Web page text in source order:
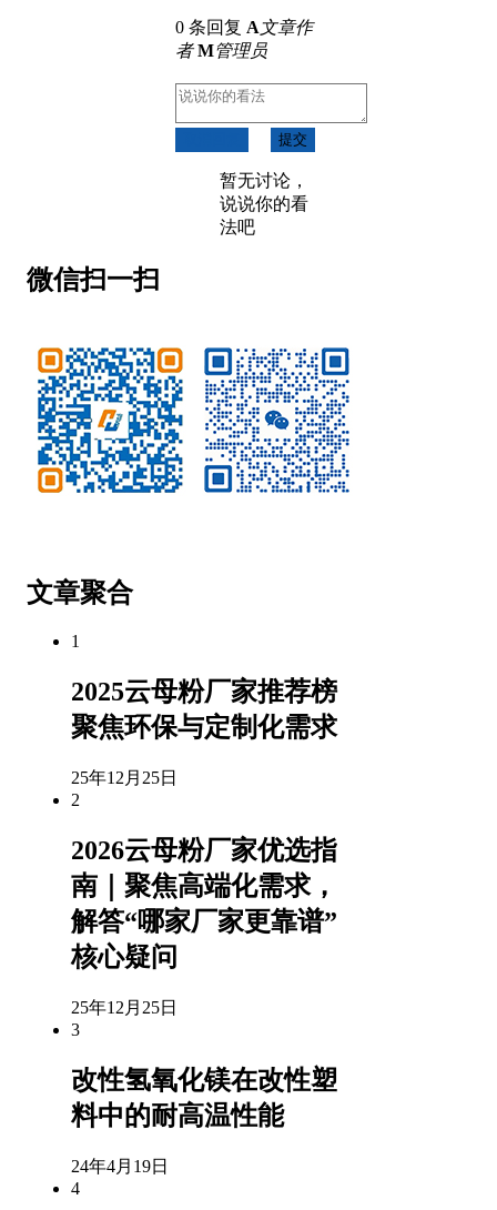
0 条回复 A文章作
者 M管理员
提交
暂无讨论，
说说你的看
法吧
微信扫一扫
文章聚合
1
2025云母粉厂家推荐榜
聚焦环保与定制化需求
25年12月25日
2
2026云母粉厂家优选指
南｜聚焦高端化需求，
解答“哪家厂家更靠谱”
核心疑问
25年12月25日
3
改性氢氧化镁在改性塑
料中的耐高温性能
24年4月19日
4